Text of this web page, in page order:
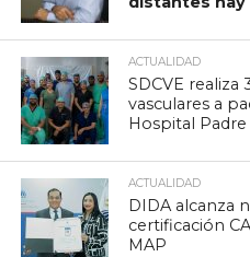
ACTUALIDAD
SDCVE
vasculares a
Hospital Padre
ACTUALIDAD
DIDA alcanza
certificación
MAP